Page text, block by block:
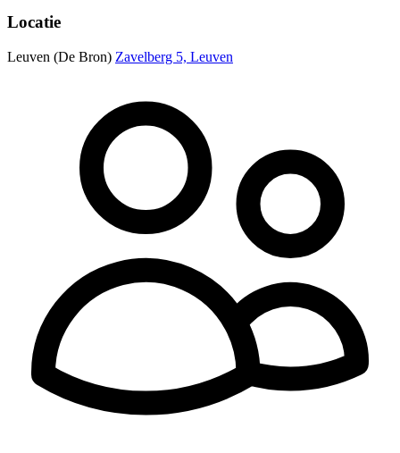
Locatie
Leuven (De Bron) Zavelberg 5, Leuven